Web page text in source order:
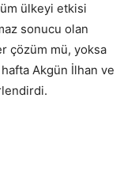
ülkeyi etkisi
sonucu olan
çözüm mü, yoksa
hafta Akgün İlhan ve